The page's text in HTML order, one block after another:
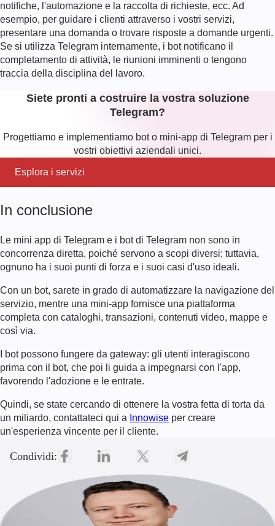
notifiche, l'automazione e la raccolta di richieste, ecc. Ad
esempio, per guidare i clienti attraverso i vostri servizi,
presentare una domanda o trovare risposte a domande urgenti.
Se si utilizza Telegram internamente, i bot notificano il
completamento di attività, le riunioni imminenti o tengono
traccia della disciplina del lavoro.
Siete pronti a costruire la vostra soluzione
Telegram?
Progettiamo e implementiamo bot o mini-app di Telegram per i
vostri obiettivi aziendali unici.
Esplora i servizi
In conclusione
Le mini app di Telegram e i bot di Telegram non sono in
concorrenza diretta, poiché servono a scopi diversi; tuttavia,
ognuno ha i suoi punti di forza e i suoi casi d'uso ideali.
Con un bot, sarete in grado di automatizzare la navigazione del
servizio, mentre una mini-app fornisce una piattaforma
completa con cataloghi, transazioni, contenuti video, mappe e
così via.
I bot possono fungere da gateway: gli utenti interagiscono
prima con il bot, che poi li guida a impegnarsi con l'app,
favorendo l'adozione e le entrate.
Quindi, se state cercando di ottenere la vostra fetta di torta da
un miliardo, contattateci qui a Innowise per creare
un'esperienza vincente per il cliente.
Condividi: